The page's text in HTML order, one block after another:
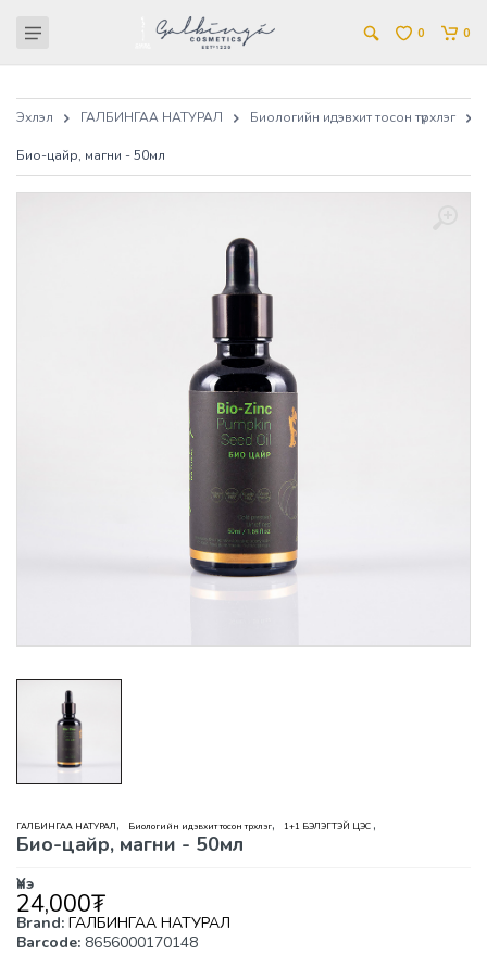
0 0
Эхлэл ГАЛБИНГАА НАТУРАЛ Биологийн идэвхит тосон түрхлэг
Био-цайр, магни - 50мл
ГАЛБИНГАА НАТУРАЛ, Биологийн идэвхит тосон түрхлэг, 1+1 БЭЛЭГТЭЙ ЦЭС ,
Био-цайр, магни - 50мл
Үнэ
24,000₮
Brand: ГАЛБИНГАА НАТУРАЛ
Barcode: 8656000170148